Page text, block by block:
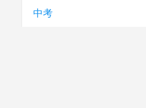
中考